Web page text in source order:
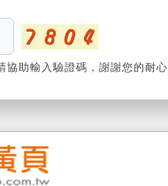
協助輸入驗證碼，謝謝您的耐心